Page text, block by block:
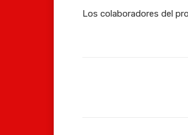
Los colaboradores del